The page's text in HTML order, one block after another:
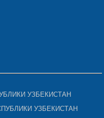
УЗБЕКИСТАН
УЗБЕКИСТАН